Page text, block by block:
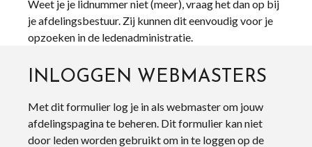
Weet je je lidnummer niet (meer), vraag het dan op bij
je afdelingsbestuur. Zij kunnen dit eenvoudig voor je
opzoeken in de ledenadministratie.
INLOGGEN WEBMASTERS
Met dit formulier log je in als webmaster om jouw
afdelingspagina te beheren. Dit formulier kan niet
door leden worden gebruikt om in te loggen op de